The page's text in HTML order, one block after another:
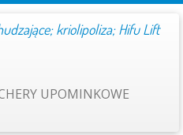
kriolipoliza; Hifu Lift
UPOMINKOWE